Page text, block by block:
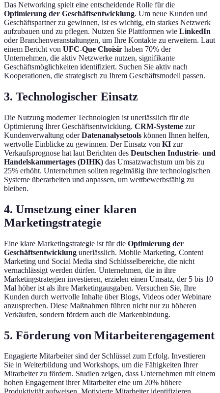
Das Networking spielt eine entscheidende Rolle für die
Optimierung der Geschäftsentwicklung. Um neue Kunden und
Geschäftspartner zu gewinnen, ist es wichtig, ein starkes Netzwerk
aufzubauen und zu pflegen. Nutzen Sie Plattformen wie LinkedIn
oder Branchenveranstaltungen, um Ihre Kontakte zu erweitern. Laut
einem Bericht von UFC-Que Choisir haben 70% der
Unternehmen, die aktiv Netzwerke nutzen, signifikante
Geschäftsmöglichkeiten identifiziert. Suchen Sie aktiv nach
Kooperationen, die strategisch zu Ihrem Geschäftsmodell passen.
3. Technologischer Einsatz
Die Nutzung moderner Technologien ist unerlässlich für die
Optimierung Ihrer Geschäftsentwicklung. CRM-Systeme zur
Kundenverwaltung oderDatenanalysetools können Ihnen helfen,
wertvolle Einblicke zu gewinnen. Der Einsatz von KI zur
Verkaufsprognose hat laut Berichten des Deutschen Industrie- und
Handelskammertages (DIHK) das Umsatzwachstum um bis zu
25% erhöht. Unternehmen sollten regelmäßig ihre technologischen
Systeme überarbeiten und anpassen, um wettbewerbsfähig zu
bleiben.
4. Umsetzung einer klaren
Marketingstrategie
Eine klare Marketingstrategie ist für die Optimierung der
Geschäftsentwicklung unerlässlich. Mobile Marketing, Content
Marketing und Social Media sind Schlüsselbereiche, die nicht
vernachlässigt werden dürfen. Unternehmen, die in ihre
Marketingstrategien investieren, erzielen einen Umsatz, der 5 bis 10
Mal höher ist als ihre Marketingausgaben. Versuchen Sie, Ihre
Kunden durch wertvolle Inhalte über Blogs, Videos oder Webinare
anzusprechen. Diese Maßnahmen führen nicht nur zu höheren
Verkäufen, sondern fördern auch die Markenbindung.
5. Förderung von Mitarbeiterengagement
Engagierte Mitarbeiter sind der Schlüssel zum Erfolg. Investieren
Sie in Weiterbildung und Workshops, um die Fähigkeiten Ihrer
Mitarbeiter zu fördern. Studien zeigen, dass Unternehmen mit einem
hohen Engagement ihrer Mitarbeiter eine um 20% höhere